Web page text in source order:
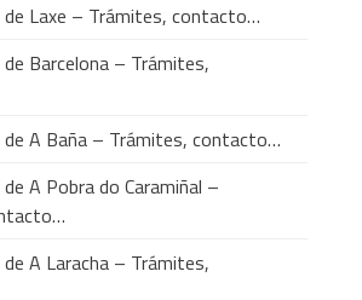
de Laxe – Trámites, contacto…
Barcelona – Trámites,
de A Baña – Trámites, contacto…
A Pobra do Caramiñal –
A Laracha – Trámites,